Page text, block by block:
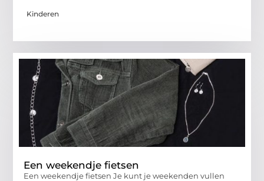
Kinderen
Een weekendje fietsen
Een weekendje fietsen Je kunt je weekenden vullen